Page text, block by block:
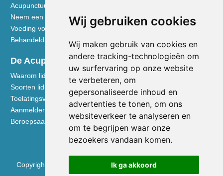
Wij gebruiken cookies
Wij maken gebruik van cookies en
andere tracking-technologieën om
uw surfervaring op onze website
te verbeteren, om
gepersonaliseerde inhoud en
advertenties te tonen, om ons
websiteverkeer te analyseren en
om te begrijpen waar onze
bezoekers vandaan komen.
Ik ga akkoord
Acupunctuur toegelicht
Neem een kijkje in de praktijk
Voeding volgens de Vijf Elementen
Behandeldisciplines - TCG
De Acupuncturist
Waarom lid worden van de NVA
Soorten lidmaatschap NVA
Toelatingsvoorwaarden
Aanmelden voor lidmaatschap
Beroepsaansprakelijkheidsverzekering
Copyright © 2026 Nederlandse Vereniging voor Acupunctuur